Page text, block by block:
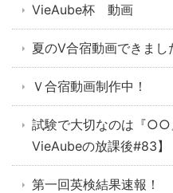
VieAube杯 動画
夏のV合宿動画できまし
Ｖ合宿動画制作中！
試験で大切なのは『
VieAubeの放課後#83】
第一回英検結果速報！